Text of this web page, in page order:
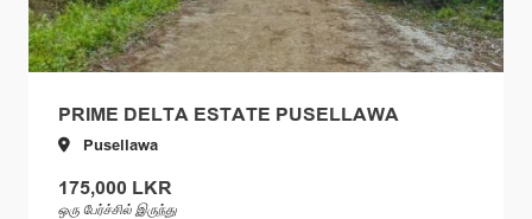
PRIME DELTA ESTATE PUSELLAWA
Pusellawa
175,000 LKR
ஒரு பேர்ச்சில் இருந்து